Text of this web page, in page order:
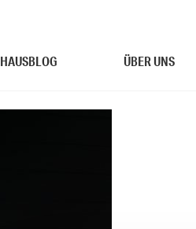
HAUSBLOG ÜBER UNS